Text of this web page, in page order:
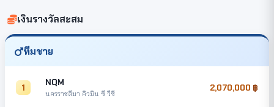
เงินรางวัลสะสม
ทีมชาย
1 NQM
นครราชสีมา คิวมิน ซี วีซี
2,070,000